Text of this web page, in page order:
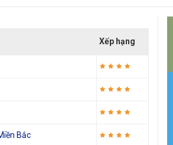
Xếp hạng
Bắc